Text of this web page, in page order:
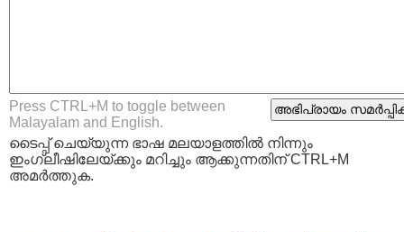
Press CTRL+M to toggle between
Malayalam and English.
ടൈപ്പ്‌ ചെയ്യുന്ന ഭാഷ മലയാളത്തില്‍ നിന്നും
ഇംഗ്ലീഷിലേയ്ക്കും മറിച്ചും ആക്കുന്നതിന് CTRL+M
അമര്‍ത്തുക.